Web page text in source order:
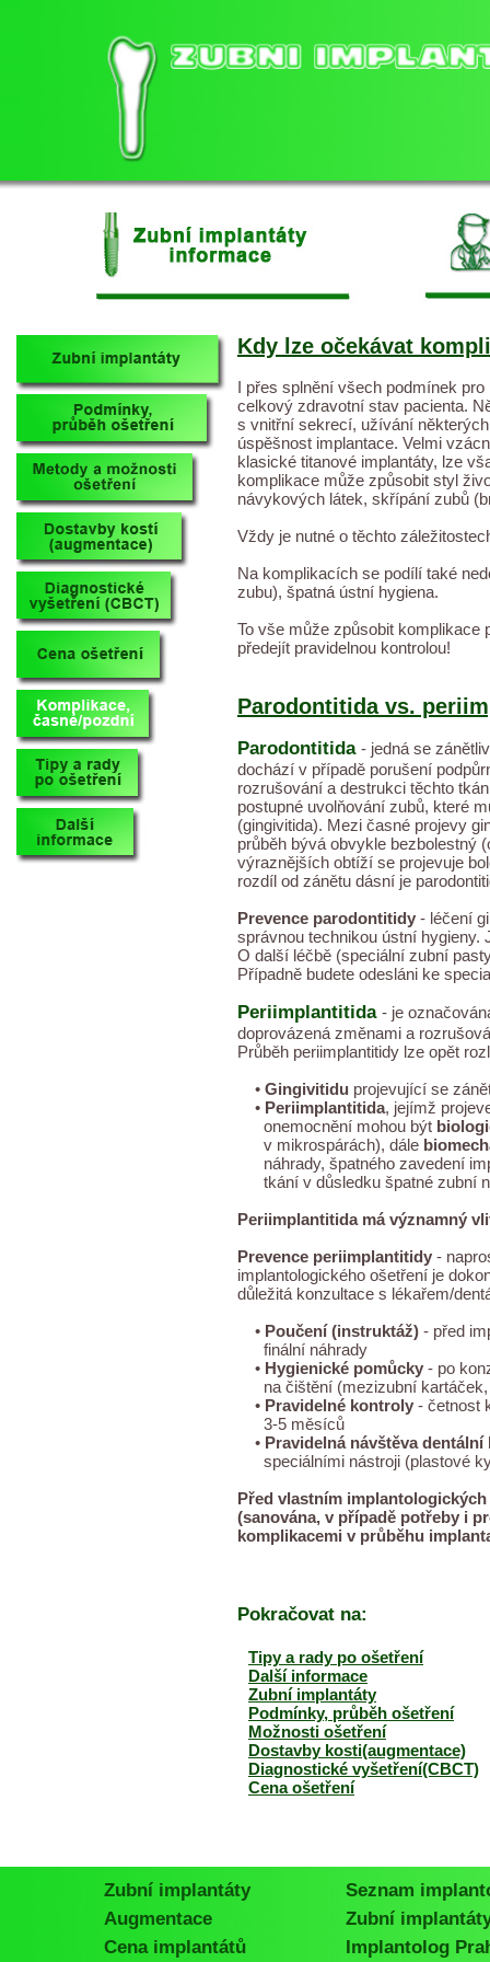
Kdy lze očekávat
I přes splnění všech podmínek
celkový zdravotní stav pacienta.
s vnitřní sekrecí, užívání
úspěšnost implantace. Velmi
klasické titanové implantáty, lze
komplikace může způsobit styl
návykových látek, skřípání zubů
Vždy je nutné o těchto
Na komplikacích se podílí také
zubu), špatná ústní hygiena.
To vše může způsobit komplikace
předejít pravidelnou kontrolou!
Parodontitida vs.
Parodontitida - jedná se
dochází v případě porušení
rozrušování a destrukci těchto
postupné uvolňování zubů, které
(gingivitida). Mezi časné projevy
průběh bývá obvykle bezbolestný
výraznějších obtíží se projevuje
rozdíl od zánětu dásní je
Prevence parodontitidy - léčení
správnou technikou ústní hygieny.
O další léčbě (speciální zubní
Případně budete odesláni ke
Periimplantitida - je
doprovázená změnami a
Průběh periimplantitidy lze opět
• Gingivitidu projevující se
• Periimplantitida, jejímž
onemocnění mohou být
v mikrospárách), dále
náhrady, špatného zavedení
tkání v důsledku špatné zubní
Periimplantitida má významný
Prevence periimplantitidy -
implantologického ošetření je
důležitá konzultace s lékařem/
• Poučení (instruktáž) - před
finální náhrady
• Hygienické pomůcky - po
na čištění (mezizubní kartáček,
• Pravidelné kontroly - četnost
3-5 měsíců
• Pravidelná návštěva dentální
speciálními nástroji (plastové
Před vlastním
(sanována, v případě potřeby i
komplikacemi v průběhu
Pokračovat na:
Tipy a rady po ošetření
Další informace
Zubní implantáty
Podmínky, průběh ošetření
Možnosti ošetření
Dostavby kosti(augmentace)
Diagnostické vyšetření(CBCT)
Cena ošetření
Zubní implantáty
Seznam
Augmentace
Zubní
Cena implantátů
Implantolog